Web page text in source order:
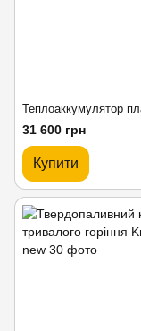
31 600 грн
Купити